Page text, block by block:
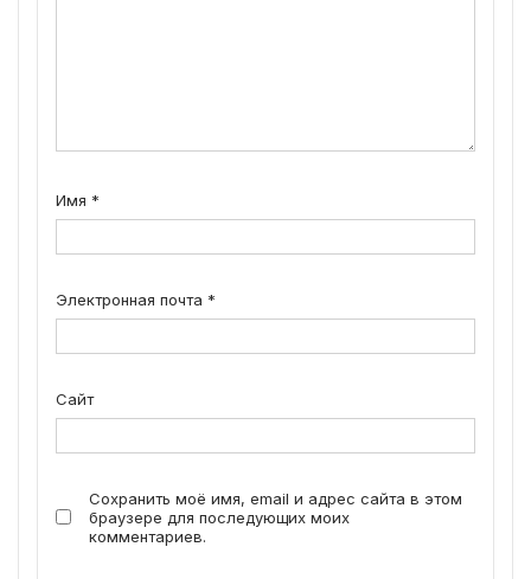
Имя *
Электронная почта *
Сайт
Сохранить моё имя, email и адрес сайта в этом
браузере для последующих моих
комментариев.